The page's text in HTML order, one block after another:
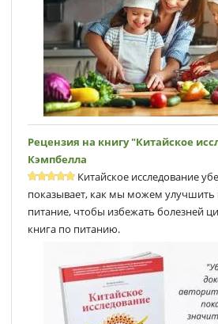
Рецензия на книгу "Китайское
Кэмпбеллa
Китайское исследование
показывает, как мы можем
питание, чтобы избежать болезней
книга по питанию.